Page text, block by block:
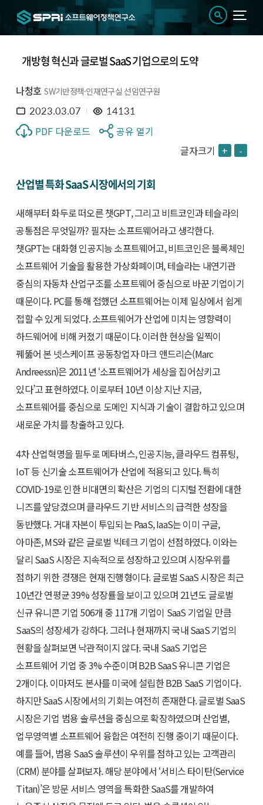
개방형 혁신과 글로벌 SaaS 기업으로의 도약
나청호 SW기반정책·인재연구실 선임연구원
2023.03.07 14131
PDF 다운로드
공유 열기
글자크기 + -
산업별 특화 SaaS 시장에서의 기회
새해부터 화두로 떠오른 챗GPT, 그리고 비트코인과 테슬라의
공통점은 무엇일까? 필자는 소프트웨어라고 생각한다.
챗GPT는 대화형 인공지능 소프트웨어고, 비트코인은 블록체인
소프트웨어 기술을 활용한 가상화폐이며, 테슬라는 내연기관
중심의 자동차 산업구조를 소프트웨어 중심으로 바꾼 기업이기
때문이다. PC를 통해 접했던 소프트웨어는 이제 일상에서 쉽게
접할 수 있게 되었다. 소프트웨어가 산업에 미치는 영향력이
하드웨어에 비해 커졌기 때문이다. 이러한 현상을 일찍이
꿰뚫어 본 넷스케이프 공동창업자 마크 앤드리슨(Marc
Andreessn)은 2011년 ‘소프트웨어가 세상을 집어삼키고
있다’고 표현하였다. 이로부터 10년 이상 지난 지금,
소프트웨어를 중심으로 도메인 지식과 기술이 결합하고 있으며
새로운 가치를 창출하고 있다.
4차 산업혁명을 필두로 메타버스, 인공지능, 클라우드 컴퓨팅,
IoT 등 신기술 소프트웨어가 산업에 적용되고 있다. 특히
COVID-19로 인한 비대면의 확산은 기업의 디지털 전환에 대한
니즈를 앞당겼으며 클라우드 기반 서비스의 급격한 성장을
동반했다. 거대 자본이 투입되는 PaaS, IaaS는 이미 구글,
아마존, MS와 같은 글로벌 빅테크 기업이 선점하였다. 이와는
달리 SaaS 시장은 지속적으로 성장하고 있으며 시장우위를
점하기 위한 경쟁은 현재 진행형이다. 글로벌 SaaS 시장은 최근
10년간 연평균 39% 성장률을 보이고 있으며 21년도 글로벌
신규 유니콘 기업 506개 중 117개 기업이 SaaS 기업일 만큼
SaaS의 성장세가 강하다. 그러나 현재까지 국내 SaaS 기업의
현황을 살펴보면 낙관적이지 않다. 국내 SaaS 기업은
소프트웨어 기업 중 3% 수준이며 B2B SaaS 유니콘 기업은
2개이다. 이마저도 본사를 미국에 설립한 B2B SaaS 기업이다.
하지만 SaaS 시장에서의 기회는 여전히 존재한다. 글로벌 SaaS
시장은 기업 범용 솔루션을 중심으로 확장하였으며 산업별,
업무영역별 소프트웨어 융합은 여전히 진행 중이기 때문이다.
예를 들어, 범용 SaaS 솔루션이 우위를 점하고 있는 고객관리
(CRM) 분야를 살펴보자. 해당 분야에서 ‘서비스 타이탄(Service
Titan)’은 방문 서비스 영역을 특화한 SaaS를 개발하여